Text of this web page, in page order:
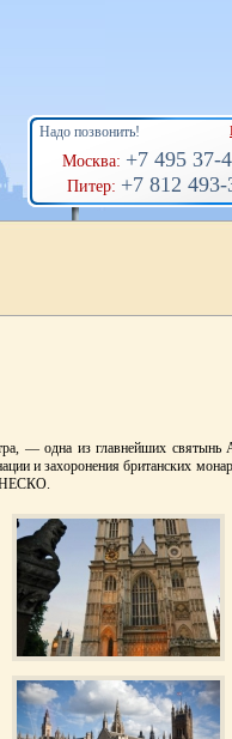
Надо позвонить!
Москва: +7 495 37-
Питер: +7 812
— одна из главнейших
и захоронения британских